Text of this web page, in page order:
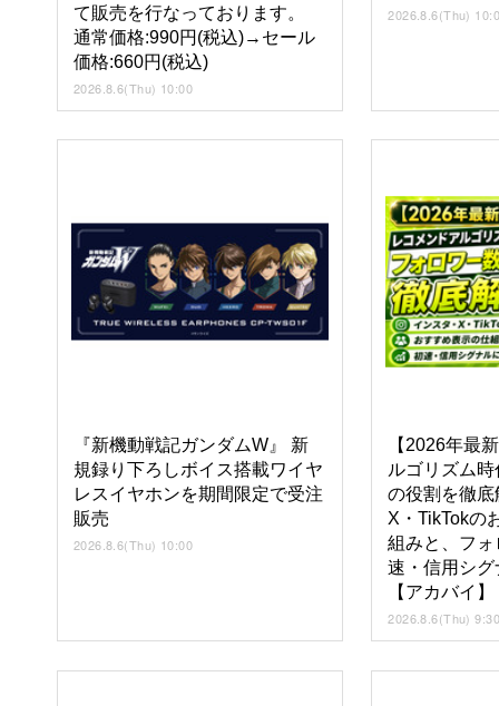
て販売を行なっております。
通常価格:990円(税込)→セール
価格:660円(税込)
2026.8.6(Thu) 10:00
2026.8.6(Thu)
『新機動戦記ガンダムW』 新
規録り下ろしボイス搭載ワイヤ
レスイヤホンを期間限定で受注
販売
2026.8.6(Thu) 10:00
【2026年最
ルゴリズム
の役割を徹
X・TikTokの
組みと、フ
速・信用シ
【アカバイ】
2026.8.6(Thu)